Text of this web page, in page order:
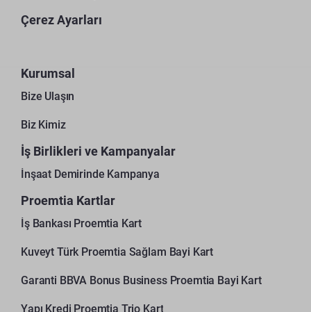
Çerez Ayarları
Kurumsal
Bize Ulaşın
Biz Kimiz
İş Birlikleri ve Kampanyalar
İnşaat Demirinde Kampanya
Proemtia Kartlar
İş Bankası Proemtia Kart
Kuveyt Türk Proemtia Sağlam Bayi Kart
Garanti BBVA Bonus Business Proemtia Bayi Kart
Yapı Kredi Proemtia Trio Kart